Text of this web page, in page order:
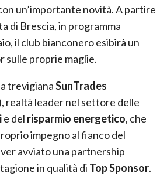
un’importante novità. A partire
di Brescia, in programma
il club bianconero esibirà un
sulle proprie maglie.
trevigianaSunTrades
realtà leader nel settore delle
e del risparmio energetico, che
impegno al fianco del
avviato una partnership
in qualità di Top Sponsor.